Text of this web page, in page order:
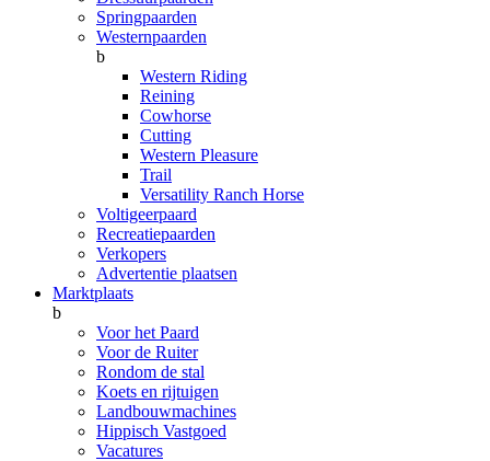
Springpaarden
Westernpaarden
b
Western Riding
Reining
Cowhorse
Cutting
Western Pleasure
Trail
Versatility Ranch Horse
Voltigeerpaard
Recreatiepaarden
Verkopers
Advertentie plaatsen
Marktplaats
b
Voor het Paard
Voor de Ruiter
Rondom de stal
Koets en rijtuigen
Landbouwmachines
Hippisch Vastgoed
Vacatures